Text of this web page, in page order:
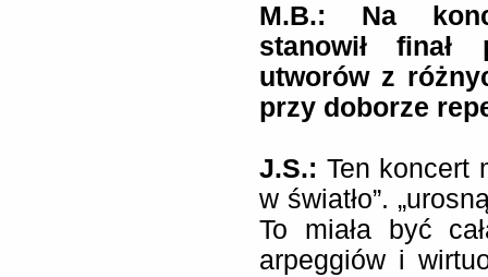
M.B.: Na
stanowił finał
utworów z
przy doborze
J.S.: Ten koncert
w światło”.
To miała być
arpeggiów i